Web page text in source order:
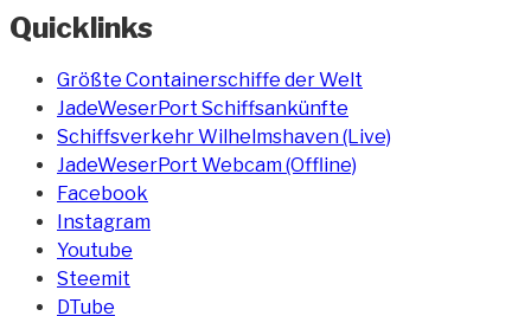
Quicklinks
Größte Containerschiffe der Welt
JadeWeserPort Schiffsankünfte
Schiffsverkehr Wilhelmshaven (Live)
JadeWeserPort Webcam (Offline)
Facebook
Instagram
Youtube
Steemit
DTube